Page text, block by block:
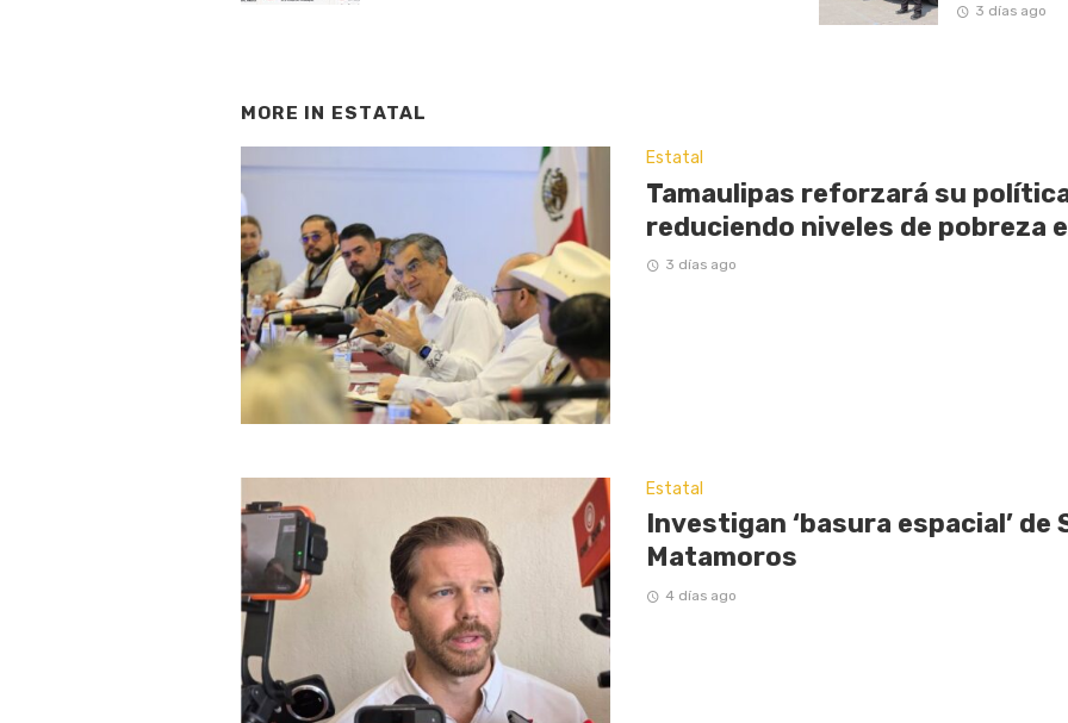
3 días ago
MORE IN ESTATAL
Estatal
Tamaulipas reforzará su
reduciendo niveles de pobreza
3 días ago
Estatal
Investigan ‘basura espacial’ de
Matamoros
4 días ago